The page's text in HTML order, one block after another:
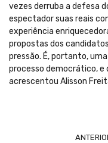
vezes derruba a defesa
espectador suas reais
experiência
propostas dos
pressão. É, portanto,
processo democrático, e
acrescentou Alisson